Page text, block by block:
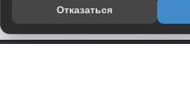
Отказаться